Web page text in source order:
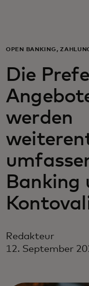
Für
Für die Welt
Für
Neuigkeiten
OPEN BANKING,
Die
werden
Banking
Redakteur
12. September